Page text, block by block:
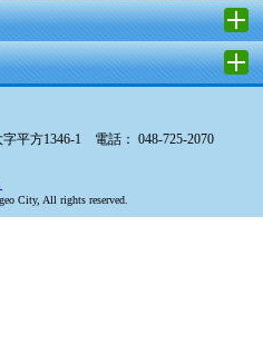
平方1346-1 電話： 048-725-2070
City, All rights reserved.